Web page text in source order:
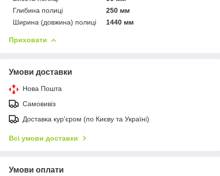
Глибина полиці
250 мм
Ширина (довжина) полиці
1440 мм
Приховати
Умови доставки
Нова Пошта
Самовивіз
Доставка кур'єром (по Києву та Україні)
Всі умови доставки
Умови оплати